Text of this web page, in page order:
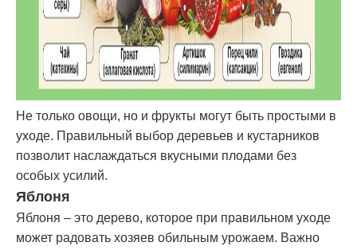
Не только овощи, но и фрукты могут быть простыми в
уходе. Правильный выбор деревьев и кустарников
позволит наслаждаться вкусными плодами без
особых усилий.
Яблоня
Яблоня – это дерево, которое при правильном уходе
может радовать хозяев обильным урожаем. Важно